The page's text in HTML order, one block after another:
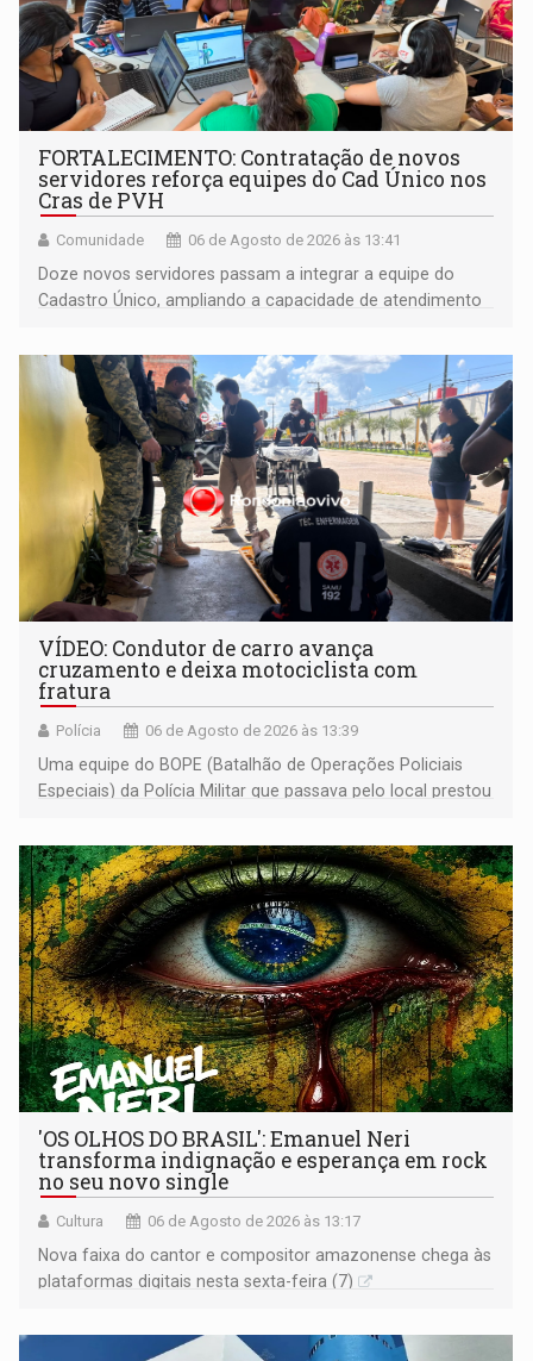
FORTALECIMENTO: Contratação de novos
servidores reforça equipes do Cad Único nos
Cras de PVH
Comunidade 06 de Agosto de 2026 às 13:41
Doze novos servidores passam a integrar a equipe do
Cadastro Único, ampliando a capacidade de atendimento
VÍDEO: Condutor de carro avança
cruzamento e deixa motociclista com
fratura
Polícia 06 de Agosto de 2026 às 13:39
Uma equipe do BOPE (Batalhão de Operações Policiais
Especiais) da Polícia Militar que passava pelo local prestou
'OS OLHOS DO BRASIL': Emanuel Neri
transforma indignação e esperança em rock
no seu novo single
Cultura 06 de Agosto de 2026 às 13:17
Nova faixa do cantor e compositor amazonense chega às
plataformas digitais nesta sexta-feira (7)